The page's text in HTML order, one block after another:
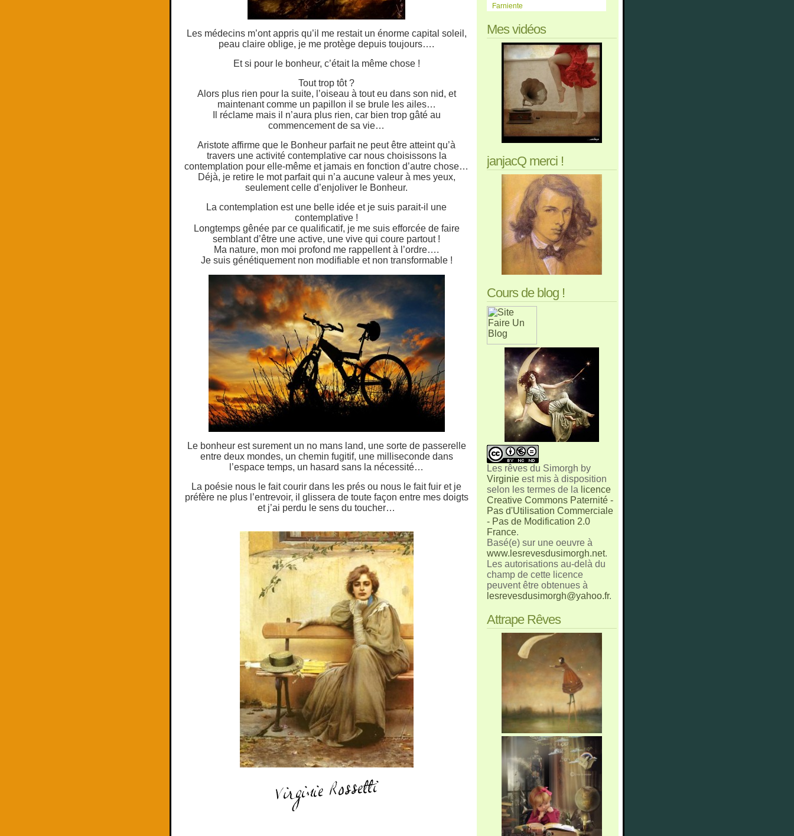
Les médecins m’ont appris qu’il me restait un énorme capital soleil,
peau claire oblige, je me protège depuis toujours….
Et si pour le bonheur, c’était la même chose !
Tout trop tôt ?
Alors plus rien pour la suite, l’oiseau à tout eu dans son nid, et
maintenant comme un papillon il se brule les ailes…
Il réclame mais il n’aura plus rien, car bien trop gâté au
commencement de sa vie…
Aristote affirme que le Bonheur parfait ne peut être atteint qu’à
travers une activité contemplative car nous choisissons la
contemplation pour elle-même et jamais en fonction d’autre chose…
Déjà, je retire le mot parfait qui n’a aucune valeur à mes yeux,
seulement celle d’enjoliver le Bonheur.
La contemplation est une belle idée et je suis parait-il une
contemplative !
Longtemps gênée par ce qualificatif, je me suis efforcée de faire
semblant d’être une active, une vive qui coure partout !
Ma nature, mon moi profond me rappellent à l’ordre….
Je suis génétiquement non modifiable et non transformable !
Le bonheur est surement un no mans land, une sorte de passerelle
entre deux mondes, un chemin fugitif, une milliseconde dans
l’espace temps, un hasard sans la nécessité…
La poésie nous le fait courir dans les prés ou nous le fait fuir et je
préfère ne plus l’entrevoir, il glissera de toute façon entre mes doigts
et j’ai perdu le sens du toucher…
Farniente
Mes vidéos
janjacQ merci !
Cours de blog !
Les rêves du Simorgh by
Virginie est mis à disposition
selon les termes de la licence
Creative Commons Paternité -
Pas d'Utilisation Commerciale
- Pas de Modification 2.0
France.
Basé(e) sur une oeuvre à
www.lesrevesdusimorgh.net.
Les autorisations au-delà du
champ de cette licence
peuvent être obtenues à
lesrevesdusimorgh@yahoo.fr.
Attrape Rêves